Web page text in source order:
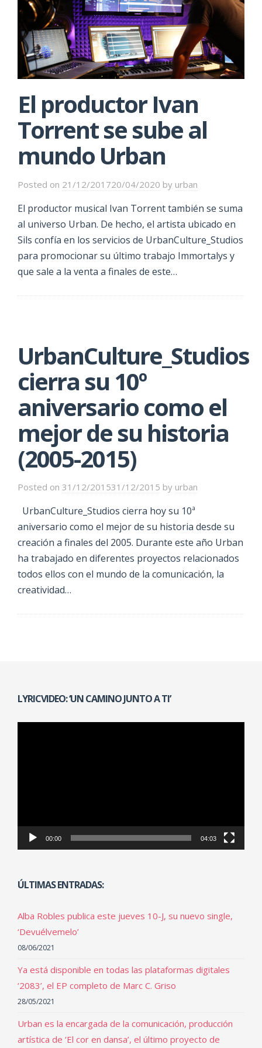
El productor Ivan
Torrent se sube al
mundo Urban
Posted on 21/12/201720/04/2020 by urban
El productor musical Ivan Torrent también se suma
al universo Urban. De hecho, el artista ubicado en
Sils confía en los servicios de UrbanCulture_Studios
para promocionar su último trabajo Immortalys y
que sale a la venta a finales de este…
UrbanCulture_Studios
cierra su 10º
aniversario como el
mejor de su historia
(2005-2015)
Posted on 31/12/201531/12/2015 by urban
UrbanCulture_Studios cierra hoy su 10ª
aniversario como el mejor de su historia desde su
creación a finales del 2005. Durante este año Urban
ha trabajado en diferentes proyectos relacionados
todos ellos con el mundo de la comunicación, la
creatividad…
LYRICVIDEO: ‘UN CAMINO JUNTO A TI’
00:00 04:03
ÚLTIMAS ENTRADAS:
Alba Robles publica este jueves 10-J, su nuevo single,
‘Devuélvemelo’
08/06/2021
Ya está disponible en todas las plataformas digitales
‘2083’, el EP completo de Marc C. Griso
28/05/2021
Urban es la encargada de la comunicación, producción
artística de ‘El cor en dansa’, el último proyecto de